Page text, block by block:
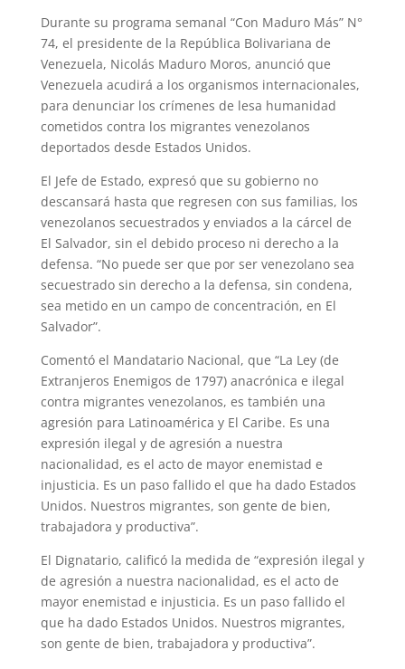
Durante su programa semanal “Con Maduro Más” N°
74, el presidente de la República Bolivariana de
Venezuela, Nicolás Maduro Moros, anunció que
Venezuela acudirá a los organismos internacionales,
para denunciar los crímenes de lesa humanidad
cometidos contra los migrantes venezolanos
deportados desde Estados Unidos.
El Jefe de Estado, expresó que su gobierno no
descansará hasta que regresen con sus familias, los
venezolanos secuestrados y enviados a la cárcel de
El Salvador, sin el debido proceso ni derecho a la
defensa. “No puede ser que por ser venezolano sea
secuestrado sin derecho a la defensa, sin condena,
sea metido en un campo de concentración, en El
Salvador”.
Comentó el Mandatario Nacional, que “La Ley (de
Extranjeros Enemigos de 1797) anacrónica e ilegal
contra migrantes venezolanos, es también una
agresión para Latinoamérica y El Caribe. Es una
expresión ilegal y de agresión a nuestra
nacionalidad, es el acto de mayor enemistad e
injusticia. Es un paso fallido el que ha dado Estados
Unidos. Nuestros migrantes, son gente de bien,
trabajadora y productiva”.
El Dignatario, calificó la medida de “expresión ilegal y
de agresión a nuestra nacionalidad, es el acto de
mayor enemistad e injusticia. Es un paso fallido el
que ha dado Estados Unidos. Nuestros migrantes,
son gente de bien, trabajadora y productiva”.